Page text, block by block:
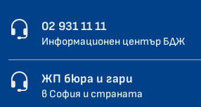
02 931 11 11
Информационен център БДЖ
ЖП бюра и гари
в София и страната